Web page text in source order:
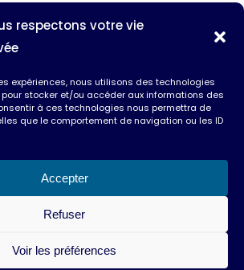
respectons votre vie
expériences, nous utilisons des technologies
stocker et/ou accéder aux informations des
à ces technologies nous permettra de
que le comportement de navigation ou les ID
Accepter
Refuser
Voir les préférences